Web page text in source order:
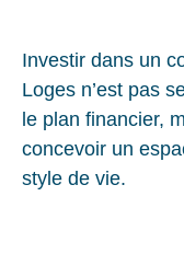
Investir dans un
Loges n’est pas
le plan financier,
concevoir un
style de vie.